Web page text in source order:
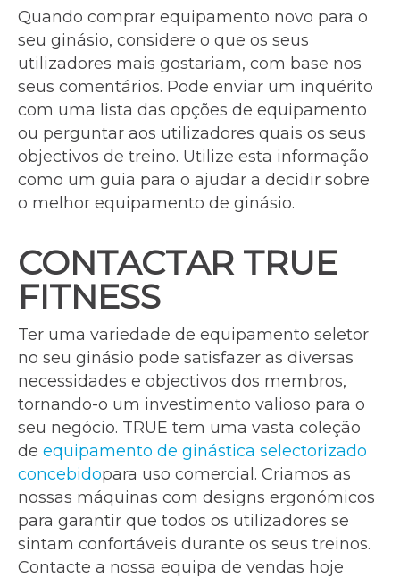
Quando comprar equipamento novo para o
seu ginásio, considere o que os seus
utilizadores mais gostariam, com base nos
seus comentários. Pode enviar um inquérito
com uma lista das opções de equipamento
ou perguntar aos utilizadores quais os seus
objectivos de treino. Utilize esta informação
como um guia para o ajudar a decidir sobre
o melhor equipamento de ginásio.
CONTACTAR TRUE
FITNESS
Ter uma variedade de equipamento seletor
no seu ginásio pode satisfazer as diversas
necessidades e objectivos dos membros,
tornando-o um investimento valioso para o
seu negócio. TRUE tem uma vasta coleção
de equipamento de ginástica selectorizado
concebidopara uso comercial. Criamos as
nossas máquinas com designs ergonómicos
para garantir que todos os utilizadores se
sintam confortáveis durante os seus treinos.
Contacte a nossa equipa de vendas hoje